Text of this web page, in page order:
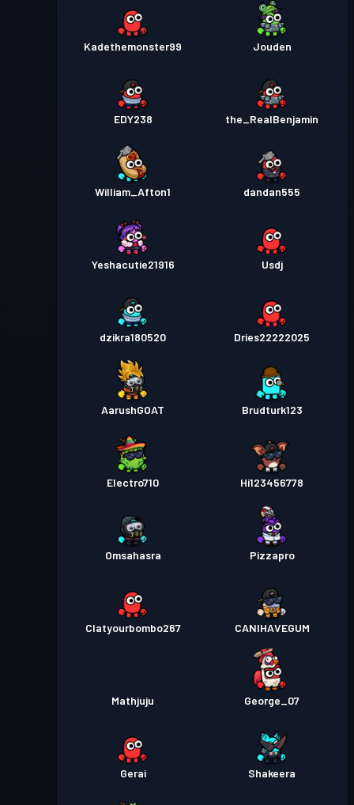
Kadethemonster99 Jouden
EDY238 the_RealBenjamin
William_Afton1 dandan555
Yeshacutie21916 Usdj
dzikra180520 Dries22222025
AarushGOAT Brudturk123
Electro710 Hi123456778
Omsahasra Pizzapro
Clatyourbombo267 CANIHAVEGUM
Mathjuju George_07
Gerai Shakeera